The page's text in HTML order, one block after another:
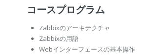
コースプログラム
Zabbixのアーキテクチャ
Zabbixの用語
Webインターフェースの基本操作